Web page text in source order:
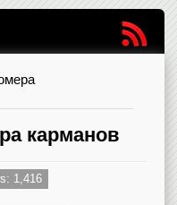
карманов
1,416